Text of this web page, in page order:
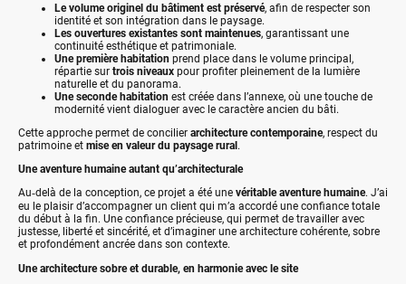
Le volume originel du bâtiment est préservé, afin de respecter son
identité et son intégration dans le paysage.
Les ouvertures existantes sont maintenues, garantissant une
continuité esthétique et patrimoniale.
Une première habitation prend place dans le volume principal,
répartie sur trois niveaux pour profiter pleinement de la lumière
naturelle et du panorama.
Une seconde habitation est créée dans l’annexe, où une touche de
modernité vient dialoguer avec le caractère ancien du bâti.
Cette approche permet de concilier architecture contemporaine, respect du
patrimoine et mise en valeur du paysage rural.
Une aventure humaine autant qu’architecturale
Au‑delà de la conception, ce projet a été une véritable aventure humaine. J’ai
eu le plaisir d’accompagner un client qui m’a accordé une confiance totale
du début à la fin. Une confiance précieuse, qui permet de travailler avec
justesse, liberté et sincérité, et d’imaginer une architecture cohérente, sobre
et profondément ancrée dans son contexte.
Une architecture sobre et durable, en harmonie avec le site